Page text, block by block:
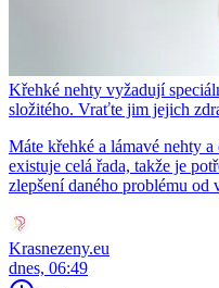
Křehké nehty vyžadují
složitého. Vraťte jim jejich
Máte křehké a lámavé nehty
existuje celá řada, takže je
zlepšení daného problému od
Krasnezeny.eu
dnes, 06:49